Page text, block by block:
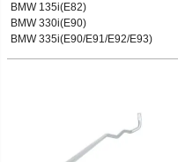
BMW 330i(E90) 05-08
BMW 335i(E90/E91/E92/E93) 06-13
BMW 135i(E82)
BMW 330i(E90)
BMW 335i(E90/E91/E92/E93)